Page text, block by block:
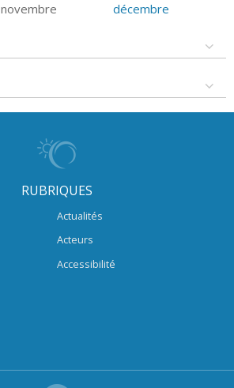
novembre décembre
RUBRIQUES
Actualités
Acteurs
Accessibilité